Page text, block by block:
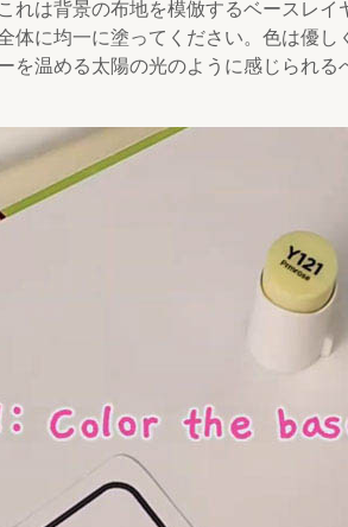
れは背景の布地を模倣するベースレイ
体に均一に塗ってください。色は優し
を温める太陽の光のように感じられる